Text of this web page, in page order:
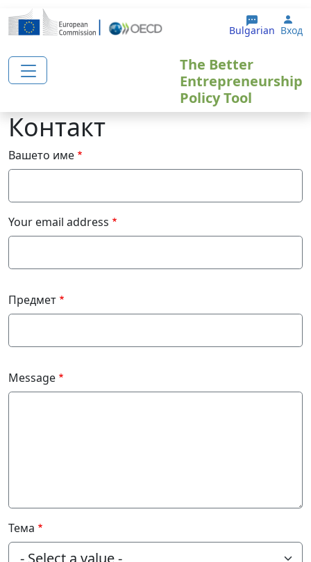
Премини към основното съдържание
Bulgarian Вход
The Better
Entrepreneurship
Policy Tool
Контакт
Вашето име
Your email address
Предмет
Message
Тема